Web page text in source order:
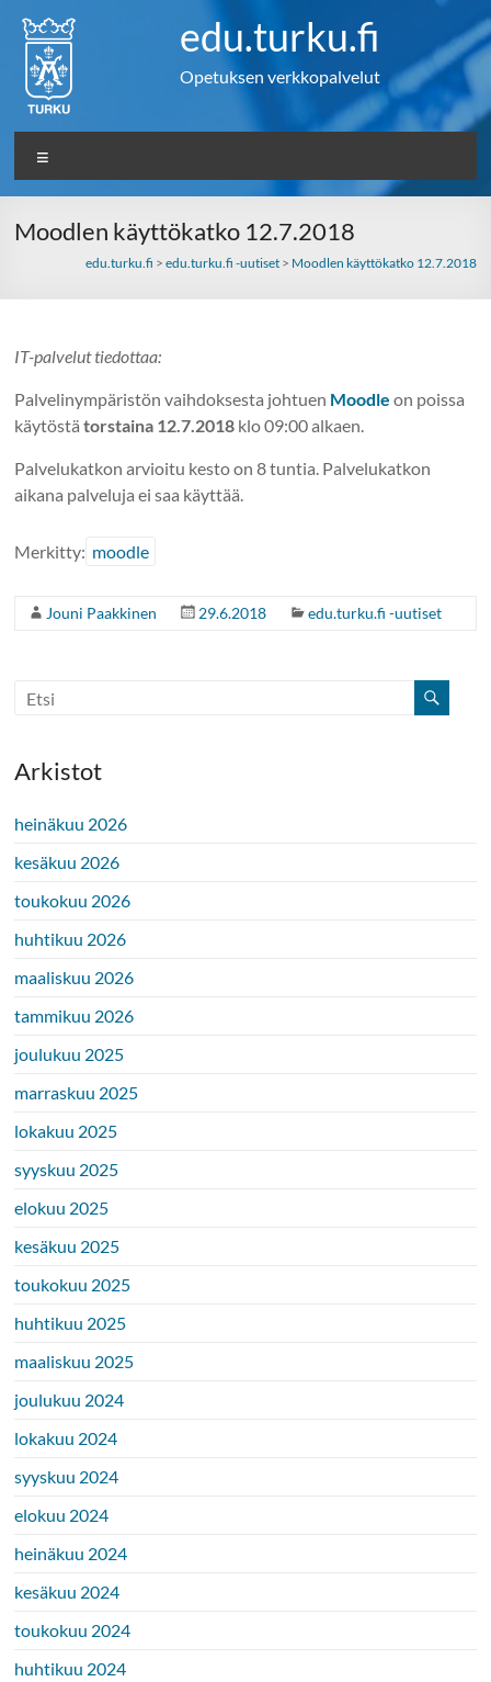
content
edu.turku.fi
Opetuksen verkkopalvelut
Moodlen käyttökatko 12.7.2018
edu.turku.fi > edu.turku.fi -uutiset> Moodlen käyttökatko 12.7.2018
IT-palvelut tiedottaa:
Palvelinympäristön vaihdoksesta johtuen Moodle on poissa
käytöstätorstaina 12.7.2018 klo 09:00 alkaen.
Palvelukatkon arvioitu kesto on 8 tuntia. Palvelukatkon
aikana palveluja ei saa käyttää.
Merkitty: moodle
Jouni Paakkinen 29.6.2018 edu.turku.fi -uutiset
Arkistot
heinäkuu 2026
kesäkuu 2026
toukokuu 2026
huhtikuu 2026
maaliskuu 2026
tammikuu 2026
joulukuu 2025
marraskuu 2025
lokakuu 2025
syyskuu 2025
elokuu 2025
kesäkuu 2025
toukokuu 2025
huhtikuu 2025
maaliskuu 2025
joulukuu 2024
lokakuu 2024
syyskuu 2024
elokuu 2024
heinäkuu 2024
kesäkuu 2024
toukokuu 2024
huhtikuu 2024